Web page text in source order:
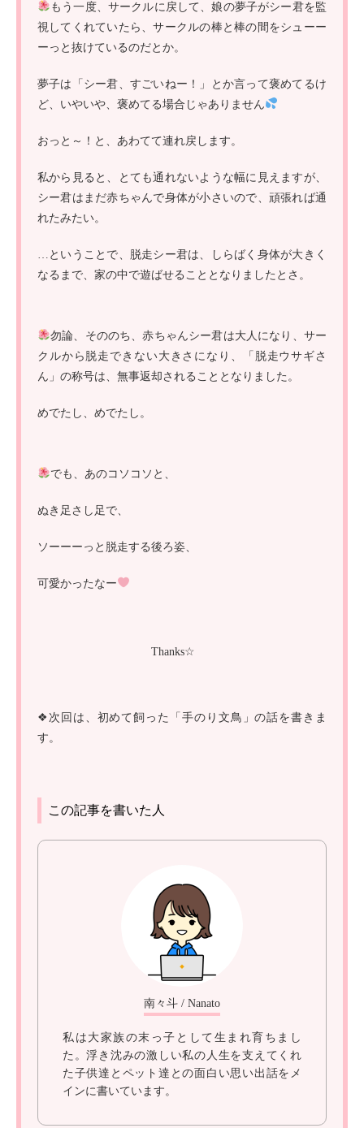
もう一度、サークルに戻して、娘の夢子がシー君を監
視してくれていたら、サークルの棒と棒の間をシューー
ーっと抜けているのだとか。
夢子は「シー君、すごいねー！」とか言って褒めてるけ
ど、いやいや、褒めてる場合じゃありません
おっと～！と、あわてて連れ戻します。
私から見ると、とても通れないような幅に見えますが、
シー君はまだ赤ちゃんで身体が小さいので、頑張れば通
れたみたい。
…ということで、脱走シー君は、しらばく身体が大きく
なるまで、家の中で遊ばせることとなりましたとさ。
勿論、そののち、赤ちゃんシー君は大人になり、サー
クルから脱走できない大きさになり、「脱走ウサギさ
ん」の称号は、無事返却されることとなりました。
めでたし、めでたし。
でも、あのコソコソと、
ぬき足さし足で、
ソーーーっと脱走する後ろ姿、
可愛かったなー
Thanks☆
❖次回は、初めて飼った「手のり文鳥」の話を書きま
す。
この記事を書いた人
南々斗 / Nanato
私は大家族の末っ子として生まれ育ちまし
た。浮き沈みの激しい私の人生を支えてくれ
た子供達とペット達との面白い思い出話をメ
インに書いています。